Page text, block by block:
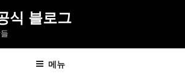
식 블로그
메뉴